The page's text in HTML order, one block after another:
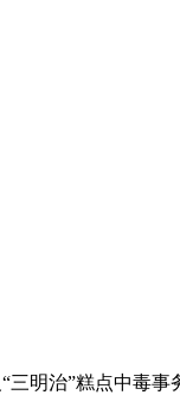
治”糕点中毒事